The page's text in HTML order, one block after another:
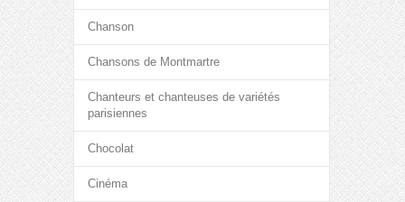
Chanson
Chansons de Montmartre
Chanteurs et chanteuses de variétés
parisiennes
Chocolat
Cinéma